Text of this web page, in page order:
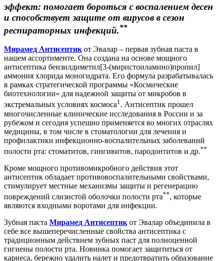
эффект: помогает бороться с воспалением десен
и способствует защите от вирусов в сезон
респираторных инфекций.**
Мирамед Антисептикот Эвалар – первая зубная паста в
нашем ассортименте. Она создана на основе мощного
антисептика бензилдиметил[3-(миристоиламино)пропил]
аммония хлорида моногидрата. Его формула разрабатывалась
в рамках стратегической программы «Космические
биотехнологии» для надежной защиты от микробов в
экстремальных условиях космоса1. Антисептик прошел
многочисленные клинические исследования в России и за
рубежом и сегодня успешно применяется во многих отраслях
медицины, в том числе в стоматологии для лечения и
профилактики инфекционно-воспалительных заболеваний
полости рта: стоматитов, гингивитов, пародонтитов и др.**
Кроме мощного противомикробного действия этот
антисептик обладает противовоспалительными свойствами,
стимулирует местные механизмы защиты и регенерацию
повреждений слизистой оболочки полости рта**, которые
являются входными воротами для инфекции.
Зубная паста Мирамед Антисептикот Эвалар объединила в
себе все вышеперечисленные свойства антисептика с
традиционным действием зубных паст для полноценной
гигиены полости рта. Новинка помогает защититься от
кариеса, бережно удалить налет и предотвратить образование